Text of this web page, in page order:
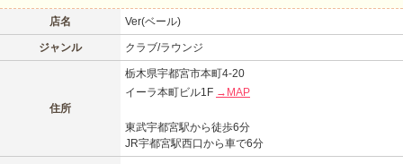
店名 Ver(ベール)
ジャンル クラブ/ラウンジ
住所
栃木県宇都宮市本町4-20
イーラ本町ビル1F →MAP
東武宇都宮駅から徒歩6分
JR宇都宮駅西口から車で6分